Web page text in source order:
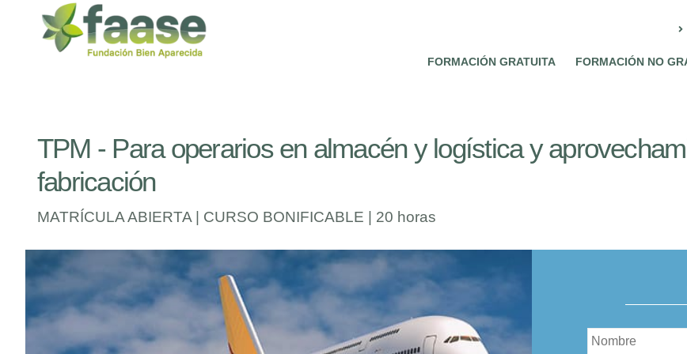
FORMACIÓN GRATUITA FORMACIÓN NO
TPM - Para operarios en almacén y logística y
fabricación
MATRÍCULA ABIERTA | CURSO BONIFICABLE | 20 horas
Nombre *